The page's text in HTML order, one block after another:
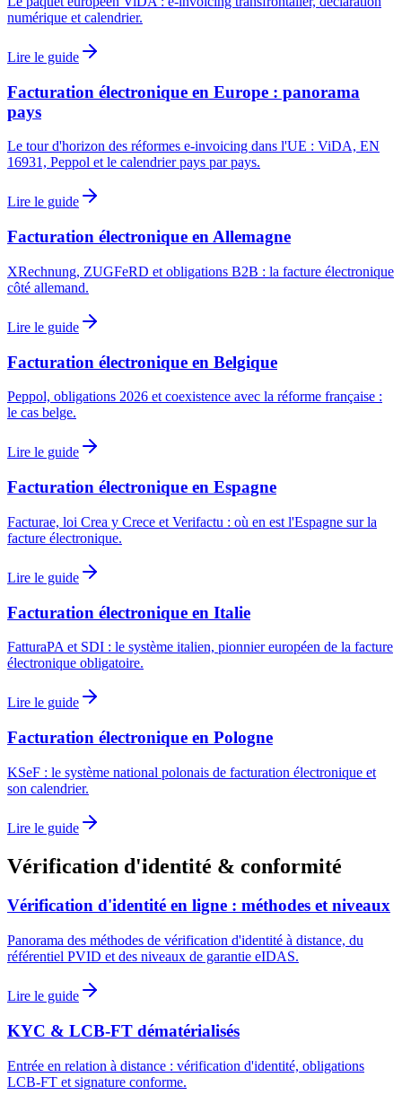
numérique et calendrier.
Lire le guide
Facturation électronique en Europe : panorama
pays
Le tour d'horizon des réformes e-invoicing dans l'UE : ViDA, EN
16931, Peppol et le calendrier pays par pays.
Lire le guide
Facturation électronique en Allemagne
XRechnung, ZUGFeRD et obligations B2B : la facture électronique
côté allemand.
Lire le guide
Facturation électronique en Belgique
Peppol, obligations 2026 et coexistence avec la réforme française :
le cas belge.
Lire le guide
Facturation électronique en Espagne
Facturae, loi Crea y Crece et Verifactu : où en est l'Espagne sur la
facture électronique.
Lire le guide
Facturation électronique en Italie
FatturaPA et SDI : le système italien, pionnier européen de la facture
électronique obligatoire.
Lire le guide
Facturation électronique en Pologne
KSeF : le système national polonais de facturation électronique et
son calendrier.
Lire le guide
Vérification d'identité & conformité
Vérification d'identité en ligne : méthodes et niveaux
Panorama des méthodes de vérification d'identité à distance, du
référentiel PVID et des niveaux de garantie eIDAS.
Lire le guide
KYC & LCB-FT dématérialisés
Entrée en relation à distance : vérification d'identité, obligations
LCB-FT et signature conforme.